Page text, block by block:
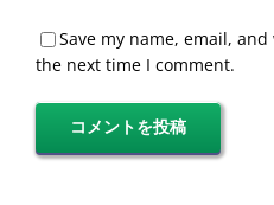
Save my name, email,
the next time I comment.